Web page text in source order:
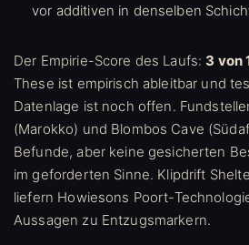
vor additiven in denselben
Der Empirie-Score des Laufs: 3 von
These ist empirisch ableitbar und
Datenlage ist noch offen.
(Marokko) und Blombos Cave
Befunde, aber keine gesicherten
im geforderten Sinne. Klipdrift
liefern Howiesons Poort-
Aussagen zu Entzugsmarkern.